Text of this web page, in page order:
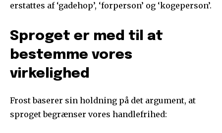
erstattes af ‘gadehop’, ‘forperson’ og ‘kogeperson’.
Sproget er med til at
bestemme vores
virkelighed
Frost baserer sin holdning på det argument, at
sproget begrænser vores handlefrihed: